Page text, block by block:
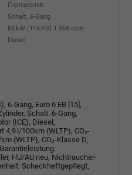
Frontantrieb
Schalt. 6-Gang
85 kW (116 PS) 1.968 ccm
Diesel
6-Gang, Euro 6 EB [15],
Schalt. 6-Gang,
(ICE), Diesel,
l/100km (WLTP), CO₂-
(WLTP), CO₂-Klasse D,
HU/AU neu, Nichtraucher-
Scheckheftgepflegt,